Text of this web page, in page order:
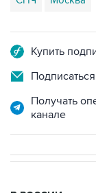
Получать